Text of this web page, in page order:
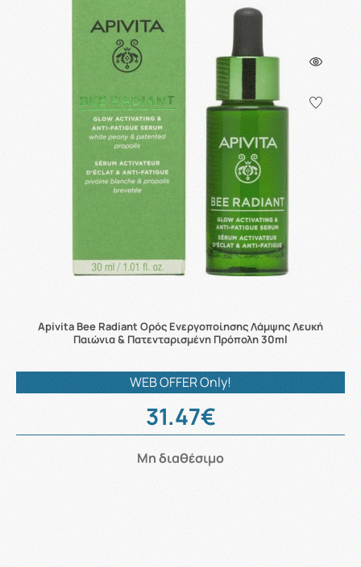
Apivita Bee Radiant Ορός Ενεργοποίησης Λάμψης Λευκή
Παιώνια & Πατενταρισμένη Πρόπολη 30ml
WEB OFFER Only!
31.47€
Μη διαθέσιμο